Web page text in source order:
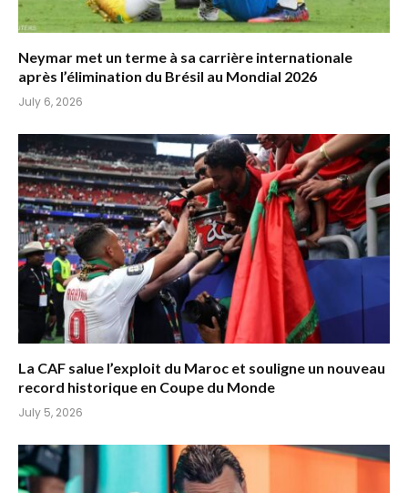
Neymar met un terme à sa carrière internationale
après l’élimination du Brésil au Mondial 2026
July 6, 2026
La CAF salue l’exploit du Maroc et souligne un nouveau
record historique en Coupe du Monde
July 5, 2026